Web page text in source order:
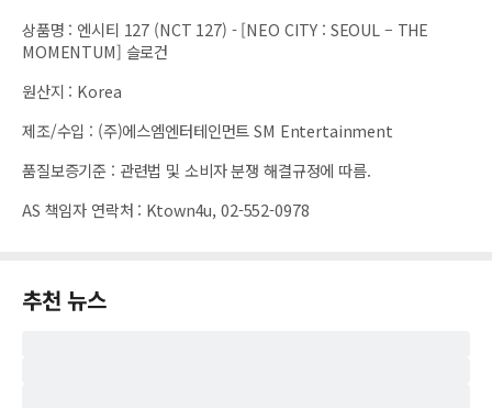
상품명 : 엔시티 127 (NCT 127) - [NEO CITY : SEOUL – THE
MOMENTUM] 슬로건
원산지 : Korea
제조/수입 : (주)에스엠엔터테인먼트 SM Entertainment
품질보증기준 : 관련법 및 소비자 분쟁 해결규정에 따름.
AS 책임자 연락처 : Ktown4u, 02-552-0978
추천 뉴스